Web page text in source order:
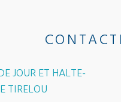
JOUR ET HALTE-
TIRELOU